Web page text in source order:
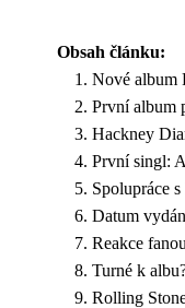
Obsah článku:
Nové album
První album
Hackney
První singl:
Spolupráce
Datum
Reakce
Turné k
Rolling